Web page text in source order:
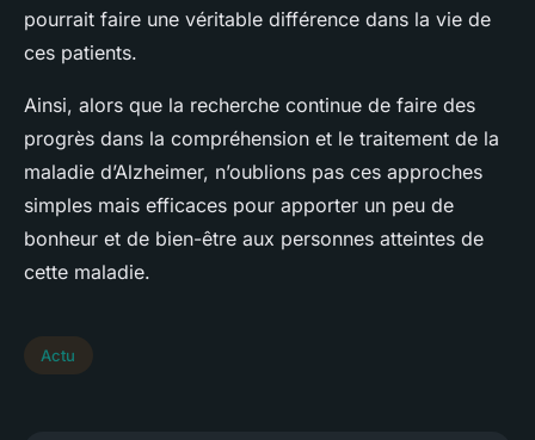
pourrait faire une véritable différence dans la vie de
ces patients.
Ainsi, alors que la recherche continue de faire des
progrès dans la compréhension et le traitement de la
maladie d’Alzheimer, n’oublions pas ces approches
simples mais efficaces pour apporter un peu de
bonheur et de bien-être aux personnes atteintes de
cette maladie.
Actu